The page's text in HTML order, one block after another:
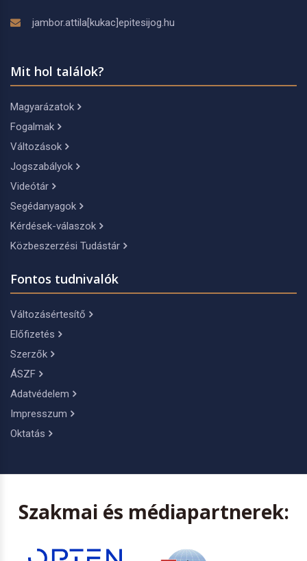
jambor.attila[kukac]epitesijog.hu
Mit hol találok?
Magyarázatok
Fogalmak
Változások
Jogszabályok
Videótár
Segédanyagok
Kérdések-válaszok
Közbeszerzési Tudástár
Fontos tudnivalók
Változásértesítő
Előfizetés
Szerzők
ÁSZF
Adatvédelem
Impresszum
Oktatás
Szakmai és médiapartnerek: